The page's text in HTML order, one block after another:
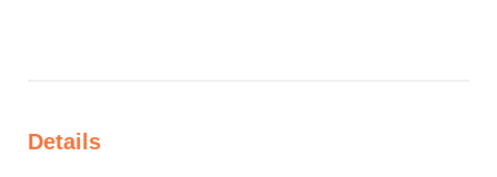
Details